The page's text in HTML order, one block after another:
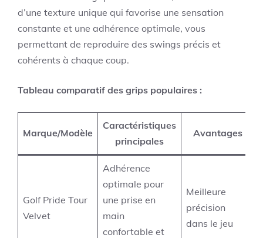
d’une texture unique qui favorise une sensation
constante et une adhérence optimale, vous
permettant de reproduire des swings précis et
cohérents à chaque coup.
Tableau comparatif des grips populaires :
Marque/Modèle
Caractéristiques
principales
Avantages
Golf Pride Tour
Velvet
Adhérence
optimale pour
une prise en
main
confortable et
Meilleure
précision
dans le jeu